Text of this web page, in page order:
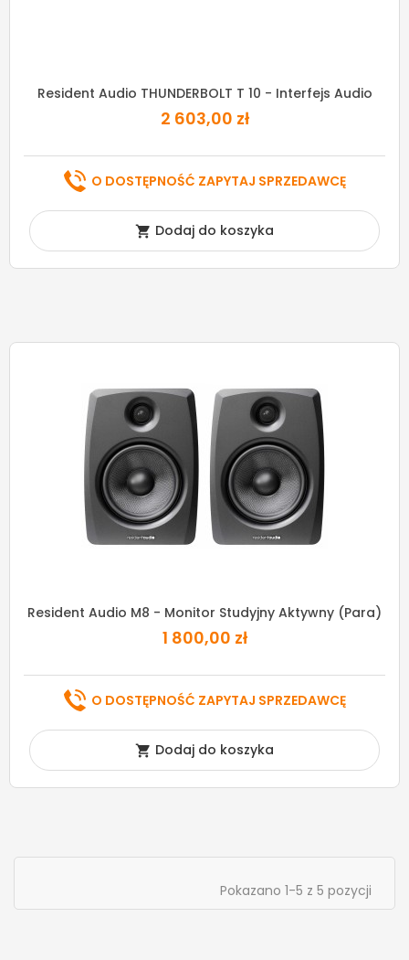
Resident Audio THUNDERBOLT T 10 - Interfejs Audio
2 603,00 zł
O DOSTĘPNOŚĆ ZAPYTAJ SPRZEDAWCĘ
 Dodaj do koszyka
Resident Audio M8 - Monitor Studyjny Aktywny (para)
1 800,00 zł
O DOSTĘPNOŚĆ ZAPYTAJ SPRZEDAWCĘ
 Dodaj do koszyka
Pokazano 1-5 z 5 pozycji